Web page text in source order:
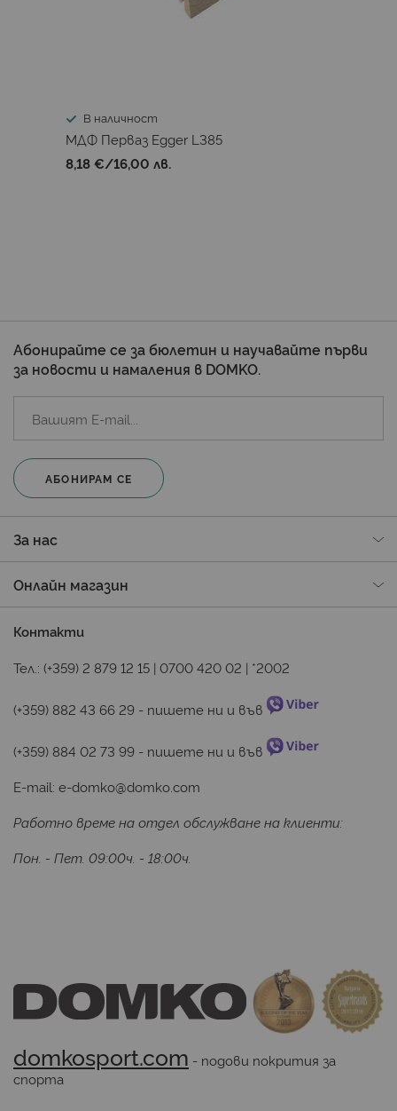
В наличност
МДФ Перваз Egger L385
8,18 €/16,00 лв.
Абонирайте се за бюлетин и научавайте първи
за новости и намаления в DOMKO.
АБОНИРАМ СЕ
За нас
Онлайн магазин
Контакти
Тел.: (+359) 2 879 12 15 | 0700 420 02 | *2002
(+359) 882 43 66 29 - пишете ни и във
(+359) 884 02 73 99 - пишете ни и във
E-mail: e-domko@domko.com
Работно време на отдел обслужване на клиенти:
Пон. - Пет. 09:00ч. - 18:00ч.
domkosport.com - подови покрития за
спорта